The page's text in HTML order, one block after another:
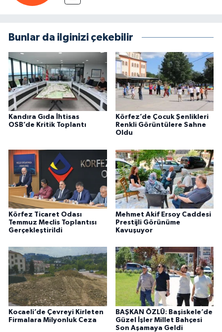
Bunlar da ilginizi çekebilir
Kandıra Gıda İhtisas
OSB’de Kritik Toplantı
Körfez’de Çocuk Şenlikleri
Renkli Görüntülere Sahne
Oldu
Körfez Ticaret Odası
Temmuz Meclis Toplantısı
Gerçekleştirildi
Mehmet Akif Ersoy Caddesi
Prestijli Görünüme
Kavuşuyor
Kocaeli’de Çevreyi Kirleten
Firmalara Milyonluk Ceza
BAŞKAN ÖZLÜ: Başiskele’de
Güzel İşler Millet Bahçesi
Son Aşamaya Geldi